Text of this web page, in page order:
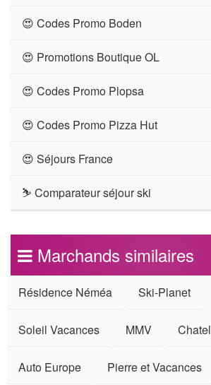
😍 Codes Promo Boden
😍 Promotions Boutique OL
😍 Codes Promo Plopsa
😍 Codes Promo Pizza Hut
😍 Séjours France
⛷ Comparateur séjour ski
Marchands similaires
Résidence Néméa Ski-Planet
Soleil Vacances MMV Chatel
Auto Europe Pierre et Vacances